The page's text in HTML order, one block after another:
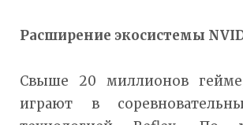
Расширение экосистемы
Свыше 20 миллионов
играют в